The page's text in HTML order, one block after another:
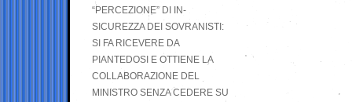
“PERCEZIONE” DI IN-
SICUREZZA DEI SOVRANISTI:
SI FA RICEVERE DA
PIANTEDOSI E OTTIENE LA
COLLABORAZIONE DEL
MINISTRO SENZA CEDERE SU